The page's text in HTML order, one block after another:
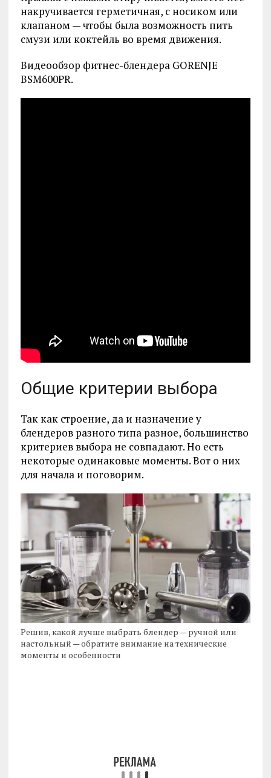
накручивается герметичная, с носиком или
клапаном — чтобы была возможность пить
смузи или коктейль во время движения.
Видеообзор фитнес-блендера GORENJE
BSM600PR.
Общие критерии выбора
Так как строение, да и назначение у
блендеров разного типа разное, большинство
критериев выбора не совпадают. Но есть
некоторые одинаковые моменты. Вот о них
для начала и поговорим.
Решив, какой лучше выбрать блендер — ручной или
настольный — обратите внимание на технические
моменты и особенности